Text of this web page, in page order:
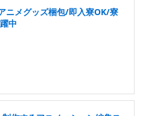
ニメグッズ梱包/即入寮OK/寮
中